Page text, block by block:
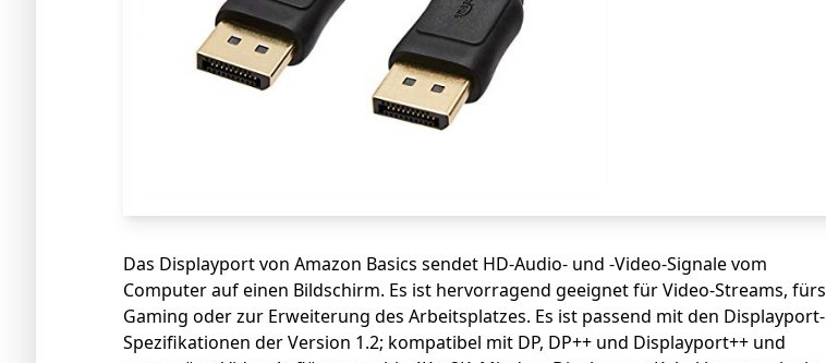
Das Displayport von Amazon Basics sendet HD-Audio- und -Video-Signale vom
Computer auf einen Bildschirm. Es ist hervorragend geeignet für Video-Streams, fürs
Gaming oder zur Erweiterung des Arbeitsplatzes. Es ist passend mit den Displayport-
Spezifikationen der Version 1.2; kompatibel mit DP, DP++ und Displayport++ und